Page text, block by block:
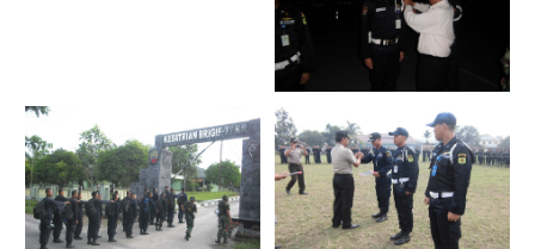
Olahraga di Lokasi User
Diksar